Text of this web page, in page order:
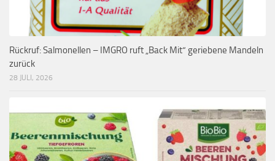
Rückruf: Salmonellen – IMGRO ruft „Back Mit“ geriebene Mandeln
zurück
28 JULI, 2026